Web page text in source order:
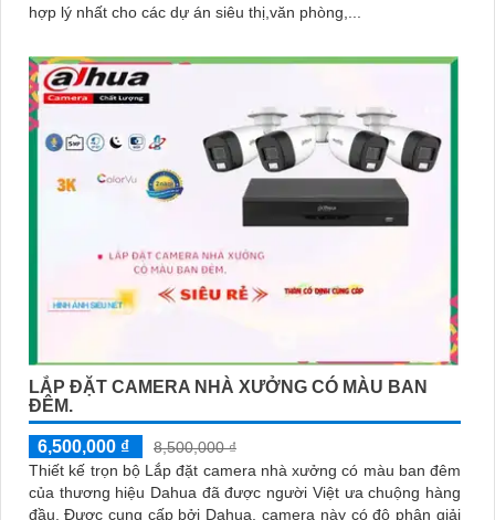
hợp lý nhất cho các dự án siêu thị,văn phòng,...
LẮP ĐẶT CAMERA NHÀ XƯỞNG CÓ MÀU BAN
ĐÊM.
6,500,000 ₫
8,500,000 ₫
Thiết kế trọn bộ Lắp đặt camera nhà xưởng có màu ban đêm
của thương hiệu Dahua đã được người Việt ưa chuộng hàng
đầu. Được cung cấp bởi Dahua, camera này có độ phân giải